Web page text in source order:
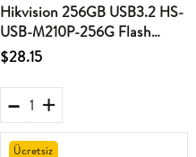
Hikvision 256GB USB3.2 HS-
USB-M210P-256G Flash
Bellek
$28.15
Ücretsiz